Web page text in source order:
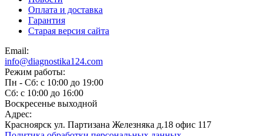
Оплата и доставка
Гарантия
Старая версия сайта
Email:
info@diagnostika124.com
Режим работы:
Пн - Сб: c 10:00 до 19:00
Сб: c 10:00 до 16:00
​Воскресенье выходной
Адрес:
Красноярск ул. Партизана Железняка д.18 офис 117